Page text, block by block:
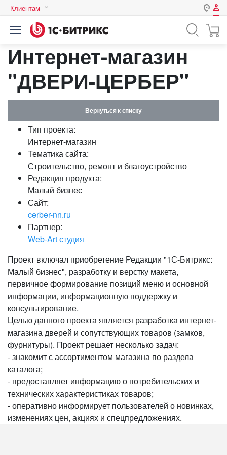
Клиентам
Казахстан
Авторизация
Логин
Пароль
Забыли свой пароль?
Интернет-магазин
"ДВЕРИ-ЦЕРБЕР"
Вернуться к списку
Тип проекта:
Интернет-магазин
Тематика сайта:
Строительство, ремонт и благоустройство
Редакция продукта:
Малый бизнес
Сайт:
cerber-nn.ru
Партнер:
Web-Art студия
Проект включал приобретение Редакции "1С-Битрикс:
Малый бизнес", разработку и верстку макета,
первичное формирование позиций меню и основной
информации, информационную поддержку и
консультирование.
Целью данного проекта является разработка интернет-
магазина дверей и сопутствующих товаров (замков,
фурнитуры). Проект решает несколько задач:
- знакомит с ассортиментом магазина по раздела
каталога;
- предоставляет информацию о потребительских и
технических характеристиках товаров;
- оперативно информирует пользователей о новинках,
изменениях цен, акциях и спецпредложениях.